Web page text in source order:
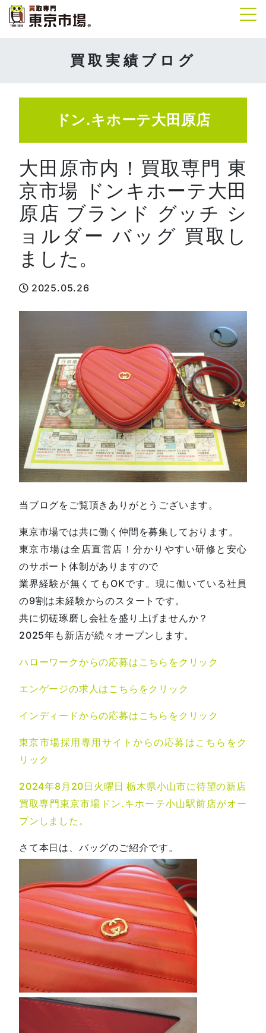
買取実績ブログ
ドン.キホーテ大田原店
大田原市内！買取専門 東
京市場 ドンキホーテ大田
原店 ブランド グッチ シ
ョルダー バッグ 買取し
ました。
2025.05.26
当ブログをご覧頂きありがとうございます。
東京市場では共に働く仲間を募集しております。
東京市場は全店直営店！分かりやすい研修と安心
のサポート体制がありますので
業界経験が無くてもOKです。現に働いている社員
の9割は未経験からのスタートです。
共に切磋琢磨し会社を盛り上げませんか？
2025年も新店が続々オープンします。
ハローワークからの応募はこちらをクリック
エンゲージの求人はこちらをクリック
インディードからの応募はこちらをクリック
東京市場採用専用サイトからの応募はこちらをク
リック
2024年8月20日火曜日 栃木県小山市に待望の新店
買取専門東京市場ドン.キホーテ小山駅前店がオー
プンしました。
さて本日は、バッグのご紹介です。